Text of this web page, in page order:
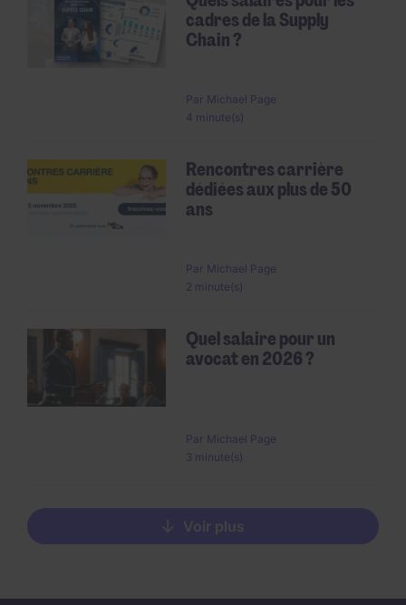
cadres de la Supply
Chain ?
Par Michael Page
4 minute(s)
Rencontres carrière
dédiées aux plus de 50
ans
Par Michael Page
2 minute(s)
Quel salaire pour un
avocat en 2026 ?
Par Michael Page
3 minute(s)
Voir plus